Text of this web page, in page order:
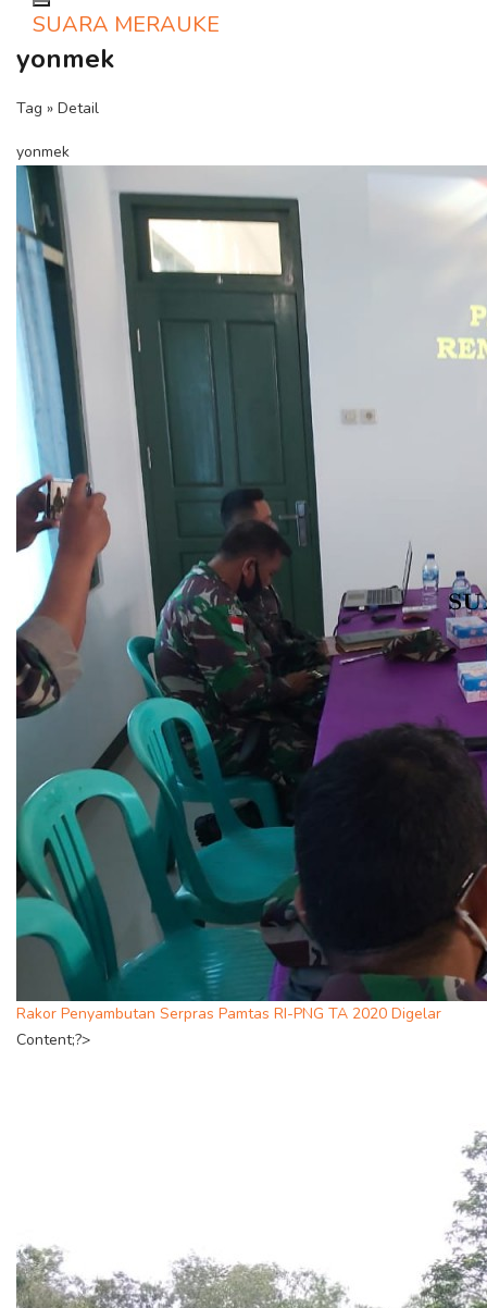
Toggle navigation
SUARA MERAUKE
yonmek
Tag » Detail
yonmek
Rakor Penyambutan Serpras Pamtas RI-PNG TA 2020 Digelar
Content;?>